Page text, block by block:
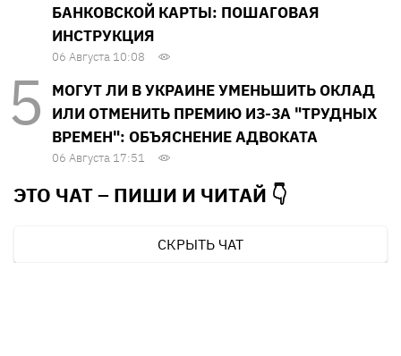
БАНКОВСКОЙ КАРТЫ: ПОШАГОВАЯ
ИНСТРУКЦИЯ
06 Августа 10:08
МОГУТ ЛИ В УКРАИНЕ УМЕНЬШИТЬ ОКЛАД
ИЛИ ОТМЕНИТЬ ПРЕМИЮ ИЗ-ЗА "ТРУДНЫХ
ВРЕМЕН": ОБЪЯСНЕНИЕ АДВОКАТА
06 Августа 17:51
ЭТО ЧАТ – ПИШИ И ЧИТАЙ 👇
СКРЫТЬ ЧАТ